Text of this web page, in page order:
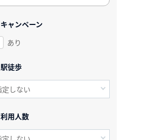
キャンペーン
あり
駅徒歩
利用人数